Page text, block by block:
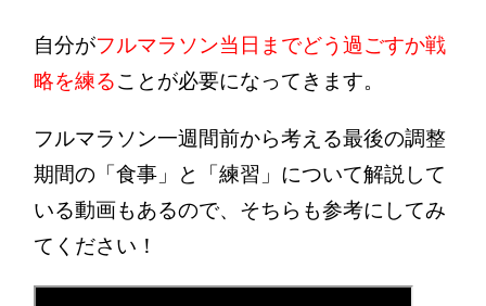
自分がフルマラソン当日までどう過ごすか戦
略を練ることが必要になってきます。
フルマラソン一週間前から考える最後の調整
期間の「食事」と「練習」について解説して
いる動画もあるので、そちらも参考にしてみ
てください！